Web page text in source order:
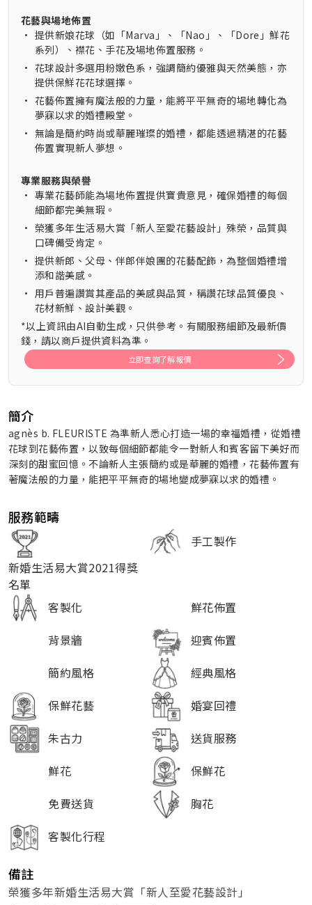
花藝與場地佈置
• 提供新娘花球（如「Marva」、「Nao」、「Dore」鮮花
系列）、襟花、手花及場地佈置服務。
• 花球設計多選用粉嫩色系，強調簡約優雅與天然美態，亦
提供保鮮花花球選擇。
• 花藝佈置擁有魔法般的力量，能將平平無奇的場地轉化為
夢寐以求的婚禮殿堂。
• 無論是簡約時尚或華麗璀璨的婚禮，都能透過精湛的花藝
佈置實現新人夢想。
專業服務與榮譽
• 專業花藝師能為場地佈置提供寶貴意見，確保婚禮的每個
細節都完美無瑕。
• 榮獲多年生活易大賞「新人至愛花藝設計」殊榮，品質與
口碑備受肯定。
• 提供新郎、父母、伴郎伴娘團的花藝配飾，為整個婚禮增
添和諧美感。
• 用戶普遍讚賞其產品的美感與品質，稱讚花球品質優良、
花材新鮮、設計美觀。
*以上資訊由AI自動生成，只供參考。有關服務細節及最新價
錢，請以商戶提供資料為準。
立即查詢了解報價
簡介
agnès b. FLEURISTE 為準新人悉心打造一場的幸福婚禮，從婚禮
花球到花藝佈置，以致每個細節都能令一對新人和賓客留下美好而
深刻的甜蜜回憶。不論新人主張簡約或是華麗的婚禮，花藝佈置有
著魔法般的力量，能把平平無奇的場地變成夢寐以求的婚禮。
服務範疇
新婚生活易大賞2021得獎
名單
手工製作
客製化
鮮花佈置
背景牆
迎賓佈置
簡約風格
經典風格
保鮮花藝
婚宴回禮
朱古力
送貨服務
鮮花
保鮮花
免費送貨
胸花
客製化行程
備註
榮獲多年新婚生活易大賞「新人至愛花藝設計」